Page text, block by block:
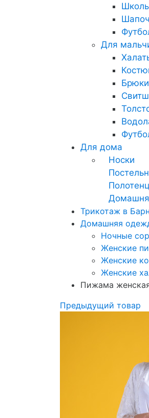
Для
Брюки
Для дома
Носки
Трикотаж в
Домашняя
Ночные
Женские
Женские
Женские
Пижама
Предыдущий товар